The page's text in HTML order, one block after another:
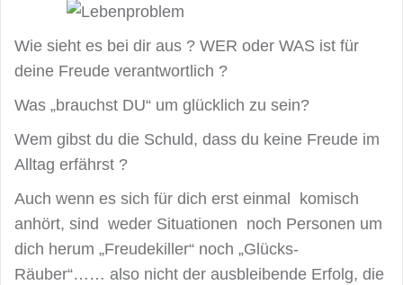
Wie sieht es bei dir aus ? WER oder WAS ist für
deine Freude verantwortlich ?
Was „brauchst DU“ um glücklich zu sein?
Wem gibst du die Schuld, dass du keine Freude im
Alltag erfährst ?
Auch wenn es sich für dich erst einmal komisch
anhört, sind weder Situationen noch Personen um
dich herum „Freudekiller“ noch „Glücks-
Räuber“…… also nicht der ausbleibende Erfolg, die